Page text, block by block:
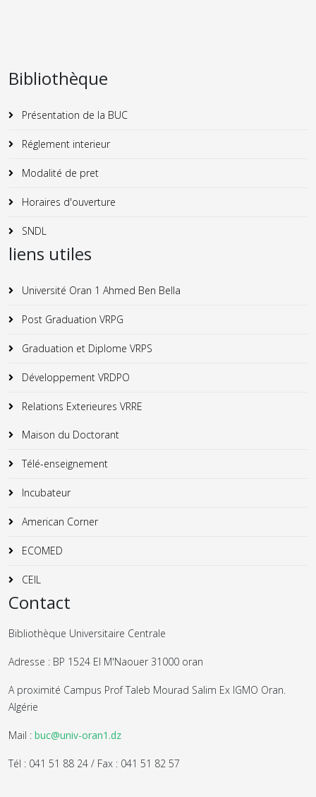
Bibliothèque
Présentation de la BUC
Réglement interieur
Modalité de pret
Horaires d'ouverture
SNDL
liens utiles
Université Oran 1 Ahmed Ben Bella
Post Graduation VRPG
Graduation et Diplome VRPS
Développement VRDPO
Relations Exterieures VRRE
Maison du Doctorant
Télé-enseignement
Incubateur
American Corner
ECOMED
CEIL
Contact
Bibliothèque Universitaire Centrale
Adresse : BP 1524 El M'Naouer 31000 oran
A proximité Campus Prof Taleb Mourad Salim Ex IGMO Oran.
Algérie
Mail : buc@univ-oran1.dz
Tél : 041 51 88 24 / Fax : 041 51 82 57